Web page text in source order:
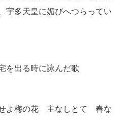
宇多天皇に媚びへつらってい
を出る時に詠んだ歌
よ梅の花 主なしとて 春な